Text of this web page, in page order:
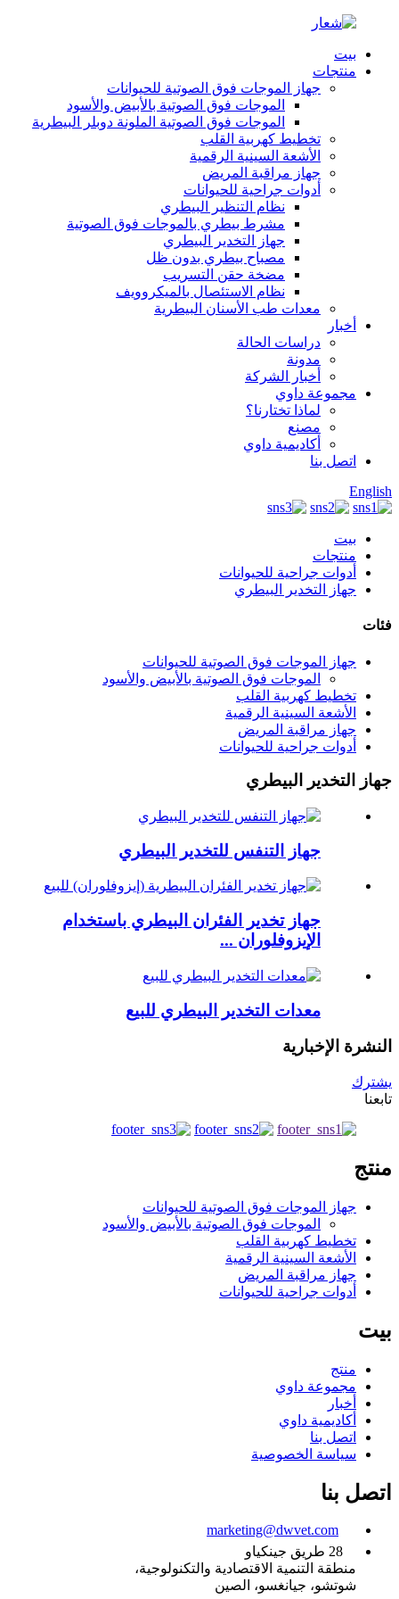
بيت
منتجات
جهاز الموجات فوق الصوتية للحيوانات
الموجات فوق الصوتية بالأبيض والأسود
الموجات فوق الصوتية الملونة دوبلر البيطرية
تخطيط كهربية القلب
الأشعة السينية الرقمية
جهاز مراقبة المريض
أدوات جراحية للحيوانات
نظام التنظير البيطري
مشرط بيطري بالموجات فوق الصوتية
جهاز التخدير البيطري
مصباح بيطري بدون ظل
مضخة حقن التسريب
نظام الاستئصال بالميكروويف
معدات طب الأسنان البيطرية
أخبار
دراسات الحالة
مدونة
أخبار الشركة
مجموعة داوي
لماذا تختارنا؟
مصنع
أكاديمية داوي
اتصل بنا
English
بيت
منتجات
أدوات جراحية للحيوانات
جهاز التخدير البيطري
فئات
جهاز الموجات فوق الصوتية للحيوانات
الموجات فوق الصوتية بالأبيض والأسود
تخطيط كهربية القلب
الأشعة السينية الرقمية
جهاز مراقبة المريض
أدوات جراحية للحيوانات
جهاز التخدير البيطري
جهاز التنفس للتخدير البيطري
جهاز تخدير الفئران البيطري باستخدام
الإيزوفلوران ...
معدات التخدير البيطري للبيع
النشرة الإخبارية
يشترك
تابعنا
منتج
جهاز الموجات فوق الصوتية للحيوانات
الموجات فوق الصوتية بالأبيض والأسود
تخطيط كهربية القلب
الأشعة السينية الرقمية
جهاز مراقبة المريض
أدوات جراحية للحيوانات
بيت
منتج
مجموعة داوي
أخبار
أكاديمية داوي
اتصل بنا
سياسة الخصوصية
اتصل بنا
marketing@dwvet.com
28 طريق جينكياو
منطقة التنمية الاقتصادية والتكنولوجية،
شوتشو، جيانغسو، الصين